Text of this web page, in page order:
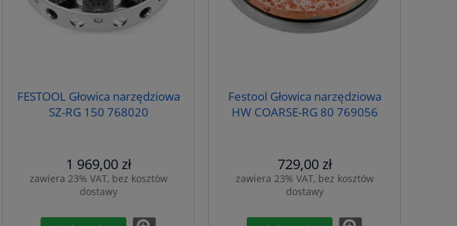
FESTOOL Głowica narzędziowa
SZ-RG 150 768020
1 969,00 zł
zawiera 23% VAT, bez kosztów
dostawy
Festool Głowica narzędziowa
HW COARSE-RG 80 769056
729,00 zł
zawiera 23% VAT, bez kosztów
dostawy